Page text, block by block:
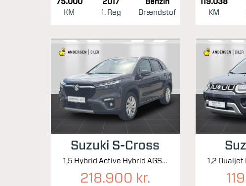
75.000
KM
2017
1. Reg
Benzin
Brændstof
119.038
KM
Suzuki S-Cross
1,5 Hybrid Active Hybrid AGS 102HK 5d 6g Aut.
218.900 kr.